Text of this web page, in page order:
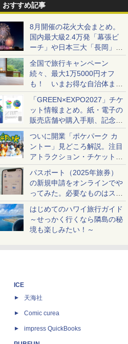
おすすめ記事
8月開催の花火大会まとめ。
国内最大級2.4万発「幕張ビ
ーチ」や日本三大「長岡」な
ど大型イベント目白押し！
全国で旅行キャンペーン
続々、最大1万5000円オフ
も！ いまお得な自治体まと
め
「GREEN×EXPO2027」チケ
ット情報まとめ。紙・電子の
販売店舗や購入手順、記念チ
ケットも解説
ついに開業「ポケパーク カ
ントー」見どころ解説。注目
アトラクション・チケット手
配・来場前に必要な準備は？
パスポート（2025年旅券）
の新規申請をオンラインでや
ってみた。必要なものはスマ
ホとマイナカードのみ
はじめてのハワイ旅行ガイド
～せっかく行くなら隣島の秘
境も楽しみたい！～
ICE
天海社
Comic curea
impress QuickBooks